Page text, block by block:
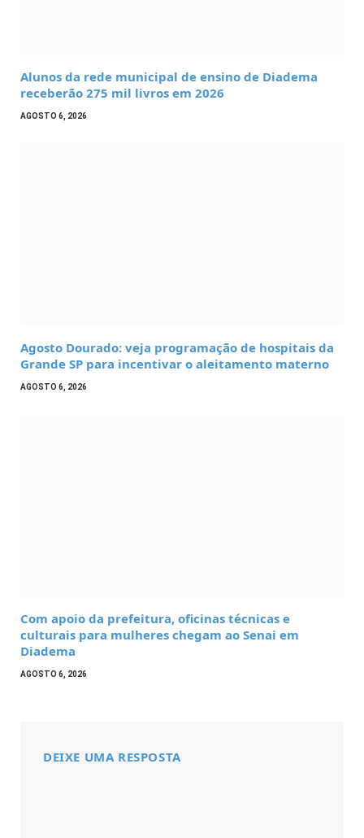
Alunos da rede municipal de ensino de Diadema
receberão 275 mil livros em 2026
AGOSTO 6, 2026
Agosto Dourado: veja programação de hospitais da
Grande SP para incentivar o aleitamento materno
AGOSTO 6, 2026
Com apoio da prefeitura, oficinas técnicas e
culturais para mulheres chegam ao Senai em
Diadema
AGOSTO 6, 2026
DEIXE UMA RESPOSTA